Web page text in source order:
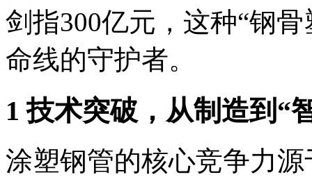
剑指300亿元，这种“钢
命线的守护者。
1 技术突破，从制造到“
涂塑钢管的核心竞争力